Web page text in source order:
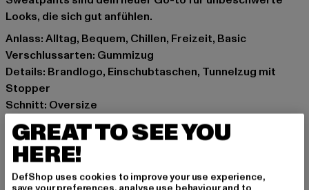
Looks, die sich gut anfühlen.
Anlass: Alltag, Bequem, Chillen, Freizeit, Basic
Verschlussarten: Gummizug
Details: Brandlogo, Einschubtaschen, Tunnelzug mit
Stopper
Schnitt: Oversize
Marke: Karl Kani
Kat.: Trousers - Sweat
Farbe: rosa
Hersteller Farbe: rose
GREAT TO SEE YOU
HERE!
DefShop uses cookies to improve your use experience,